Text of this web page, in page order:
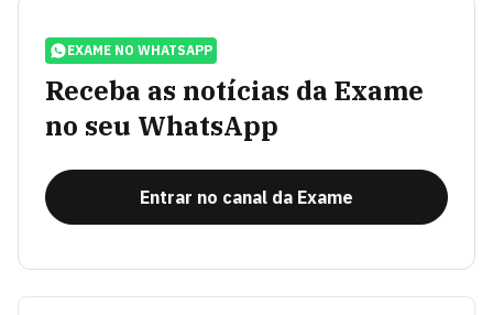
EXAME NO WHATSAPP
Receba as notícias da Exame
no seu WhatsApp
Entrar no canal da Exame